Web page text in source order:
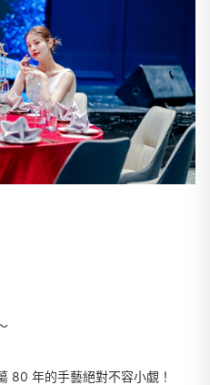
80 年的手藝絕對不容小覷！